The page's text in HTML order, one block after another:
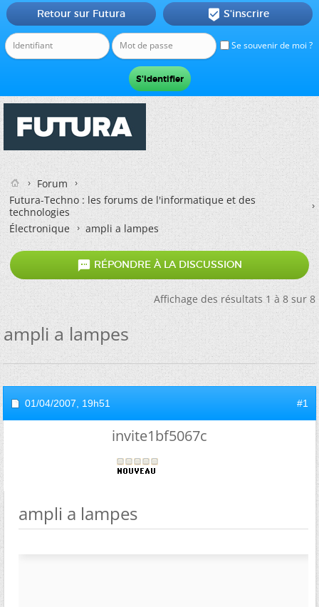
Se souvenir de moi ?
Retour sur Futura  S'inscrire
Forum
Futura-Techno : les forums de l'informatique et des
technologies
Électronique
ampli a lampes
 RÉPONDRE À LA DISCUSSION
Affichage des résultats 1 à 8 sur 8
ampli a lampes
01/04/2007, 19h51 #1
invite1bf5067c
ampli a lampes